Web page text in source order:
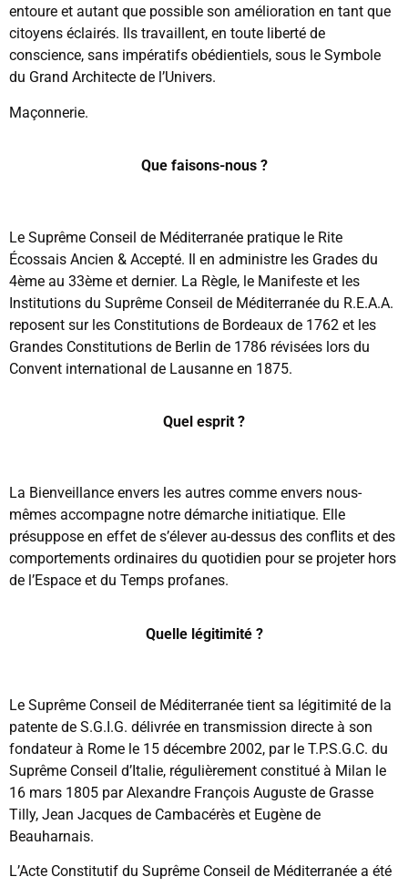
entoure et autant que possible son amélioration en tant que
citoyens éclairés. Ils travaillent, en toute liberté de
conscience, sans impératifs obédientiels, sous le Symbole
du Grand Architecte de l’Univers.
Maçonnerie.
Que faisons-nous ?
Le Suprême Conseil de Méditerranée pratique le Rite
Écossais Ancien & Accepté. Il en administre les Grades du
4ème au 33ème et dernier. La Règle, le Manifeste et les
Institutions du Suprême Conseil de Méditerranée du R.E.A.A.
reposent sur les Constitutions de Bordeaux de 1762 et les
Grandes Constitutions de Berlin de 1786 révisées lors du
Convent international de Lausanne en 1875.
Quel esprit ?
La Bienveillance envers les autres comme envers nous-
mêmes accompagne notre démarche initiatique. Elle
présuppose en effet de s’élever au-dessus des conflits et des
comportements ordinaires du quotidien pour se projeter hors
de l’Espace et du Temps profanes.
Quelle légitimité ?
Le Suprême Conseil de Méditerranée tient sa légitimité de la
patente de S.G.I.G. délivrée en transmission directe à son
fondateur à Rome le 15 décembre 2002, par le T.P.S.G.C. du
Suprême Conseil d’Italie, régulièrement constitué à Milan le
16 mars 1805 par Alexandre François Auguste de Grasse
Tilly, Jean Jacques de Cambacérès et Eugène de
Beauharnais.
L’Acte Constitutif du Suprême Conseil de Méditerranée a été